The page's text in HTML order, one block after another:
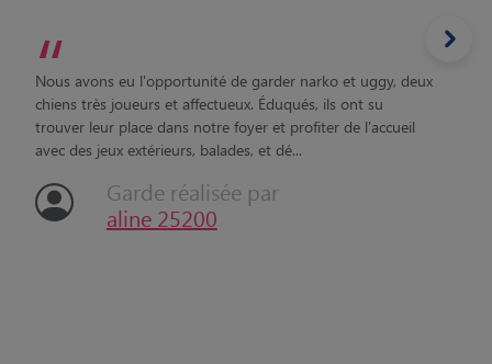
“
Nous avons eu l'opportunité de garder narko et uggy, deux
chiens très joueurs et affectueux. Éduqués, ils ont su
trouver leur place dans notre foyer et profiter de l'accueil
avec des jeux extérieurs, balades, et dé...
aline 25200